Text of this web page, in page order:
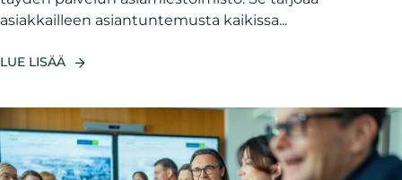
asiakkailleen asiantuntemusta kaikissa...
LUE LISÄÄ